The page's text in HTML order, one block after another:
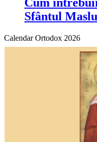
Sfântul
Calendar Ortodox 2026